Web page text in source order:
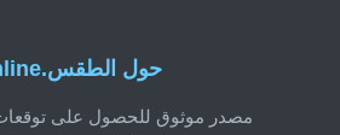
حول الطقس.online
مصدر موثوق للحصول على